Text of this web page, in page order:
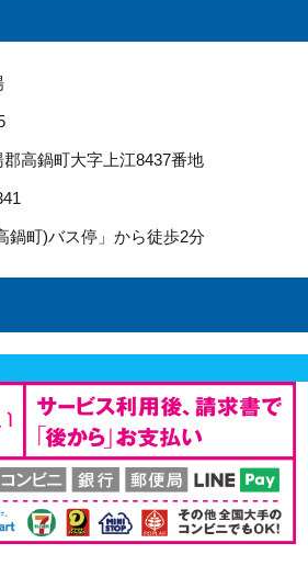
高鍋町大字上江8437番地
鍋町)バス停」から徒歩2分